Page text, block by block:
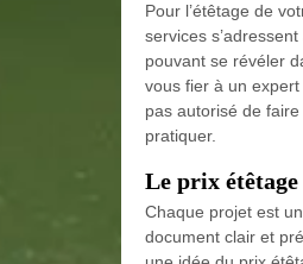
Pour l’étêtage de
services
pouvant se révéler
vous fier à un
pas autorisé de
pratiquer.
Le prix
Chaque projet est
document clair et